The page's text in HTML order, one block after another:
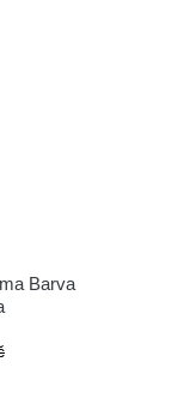
Barva